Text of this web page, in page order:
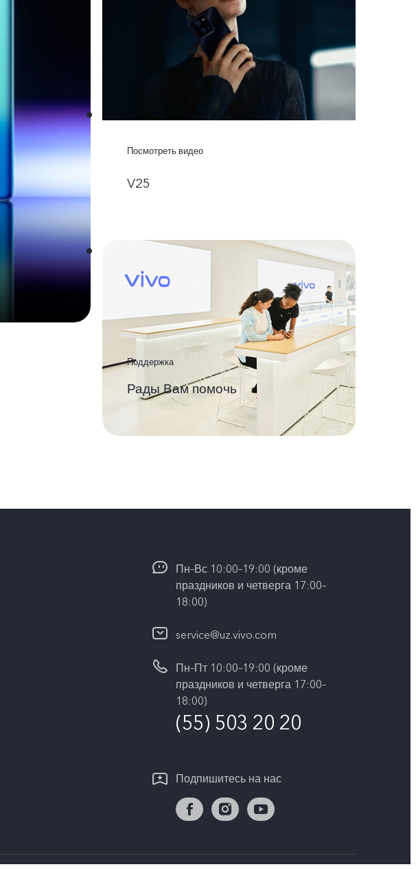
Посмотреть видео
V25
Поддержка
Рады Вам помочь
Пн–Вс 10:00–19:00 (кроме
праздников и четверга 17:00–
18:00)
service@uz.vivo.com
Пн–Пт 10:00–19:00 (кроме
праздников и четверга 17:00–
18:00)
(55) 503 20 20
Подпишитесь на нас